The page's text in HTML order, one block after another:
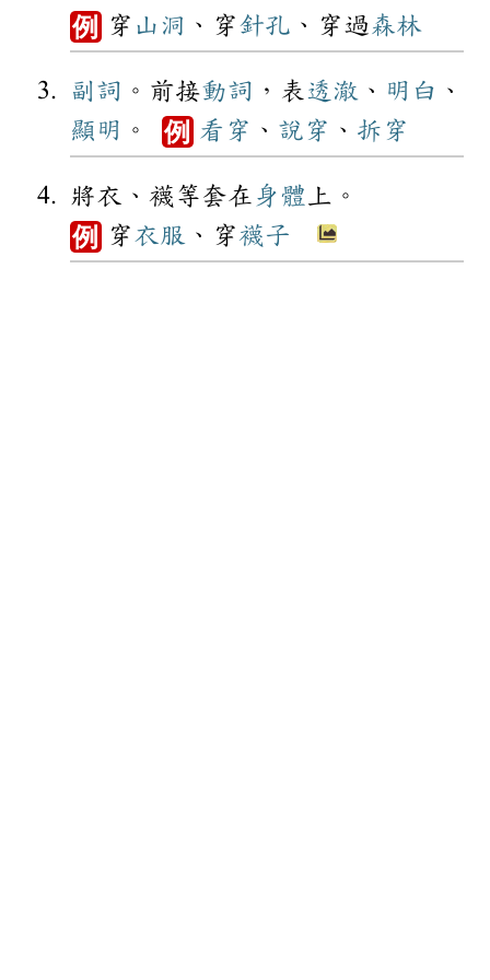
例 穿 山洞 、穿針孔 、穿過 森林
副詞 。前接動詞 ，表 透澈 、 明白 、
顯明 。 例 看穿 、 說穿 、 拆穿
將衣、襪等套在 身體 上。
例 穿衣服 、穿襪子